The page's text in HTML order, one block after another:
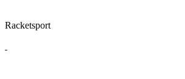
Racketsport